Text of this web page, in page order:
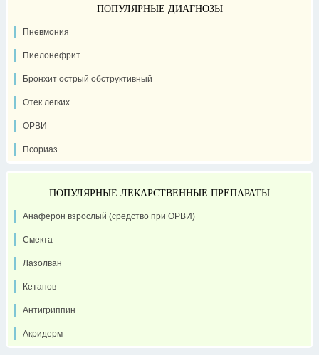
ПОПУЛЯРНЫЕ ДИАГНОЗЫ
Пневмония
Пиелонефрит
Бронхит острый обструктивный
Отек легких
ОРВИ
Псориаз
ПОПУЛЯРНЫЕ ЛЕКАРСТВЕННЫЕ ПРЕПАРАТЫ
Анаферон взрослый (средство при ОРВИ)
Смекта
Лазолван
Кетанов
Антигриппин
Акридерм